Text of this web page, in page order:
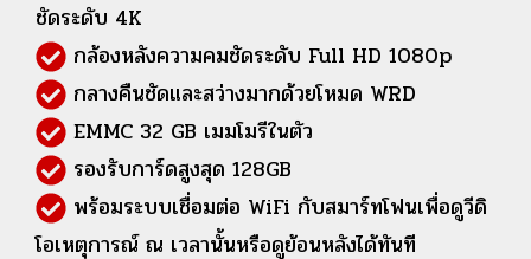
ชัดระดับ 4K
กล้องหลังความคมชัดระดับ Full HD 1080p
กลางคืนชัดและสว่างมากด้วยโหมด WRD
EMMC 32 GB เมมโมรีในตัว
รองรับการ์ดสูงสุด 128GB
พร้อมระบบเชื่อมต่อ WiFi กับสมาร์ทโฟนเพื่อดูวีดิ
โอเหตุการณ์ ณ เวลานั้นหรือดูย้อนหลังได้ทันที